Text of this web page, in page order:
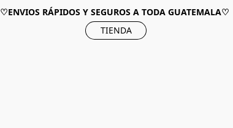
♡ENVIOS RÁPIDOS Y SEGUROS A TODA GUATEMALA♡
TIENDA